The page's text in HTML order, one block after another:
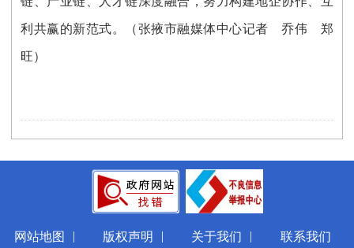
利共赢的新范式。 （张掖市融媒体中心记者 乔伟 郑
旺）
网站地图 | 版权声明 | 关于我们 | 联系我们